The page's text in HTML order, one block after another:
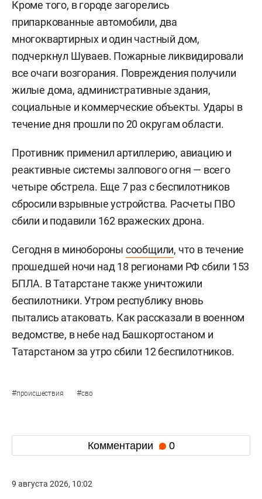
Кроме того, в городе загорелись
припаркованные автомобили, два
многоквартирных и один частный дом,
подчеркнул Шуваев. Пожарные ликвидировали
все очаги возгорания. Повреждения получили
жилые дома, административные здания,
социальные и коммерческие объекты. Удары в
течение дня прошли по 20 округам области.
Противник применил артиллерию, авиацию и
реактивные системы залпового огня — всего
четыре обстрела. Еще 7 раз с беспилотников
сбросили взрывные устройства. Расчеты ПВО
сбили и подавили 162 вражеских дрона.
Сегодня в минобороны сообщили, что в течение
прошедшей ночи над 18 регионами РФ сбили 153
БПЛА. В Татарстане также уничтожили
беспилотники. Утром республику вновь
пытались атаковать. Как рассказали в военном
ведомстве, в небе над Башкортостаном и
Татарстаном за утро сбили 12 беспилотников.
#происшествия #сво
Комментарии 0
9 августа 2026, 10:02